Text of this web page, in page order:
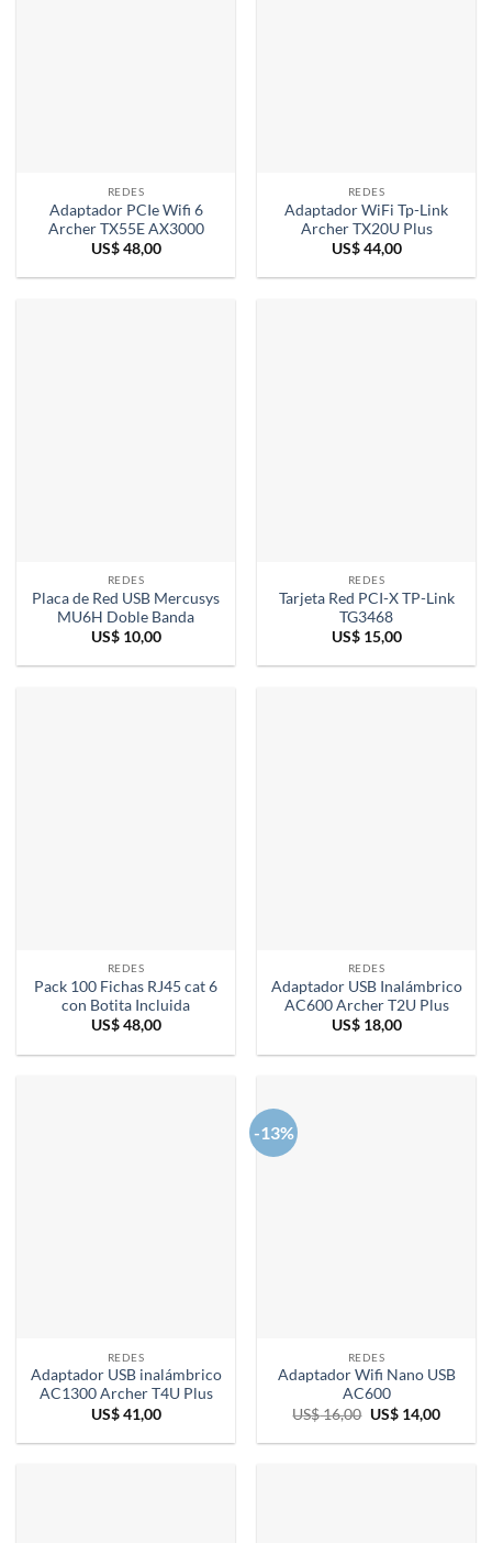
REDES
Adaptador PCIe Wifi 6
Archer TX55E AX3000
US$48,00
REDES
Adaptador WiFi Tp-Link
Archer TX20U Plus
US$44,00
REDES
Placa de Red USB Mercusys
MU6H Doble Banda
US$10,00
REDES
Tarjeta Red PCI-X TP-Link
TG3468
US$15,00
REDES
Pack 100 Fichas RJ45 cat 6
con Botita Incluida
US$48,00
REDES
Adaptador USB Inalámbrico
AC600 Archer T2U Plus
US$18,00
REDES
Adaptador USB inalámbrico
AC1300 Archer T4U Plus
US$41,00
-13%
REDES
Adaptador Wifi Nano USB
AC600
US$16,00 El
original
US$14,00El
actual